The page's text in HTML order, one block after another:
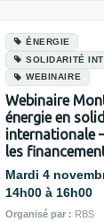
ÉNERGIE
SOLIDARITÉ
WEBINAIRE
Webinaire
énergie en
internationale
les
Mardi 4
14h00 à 16h00
Organisé par : RBS